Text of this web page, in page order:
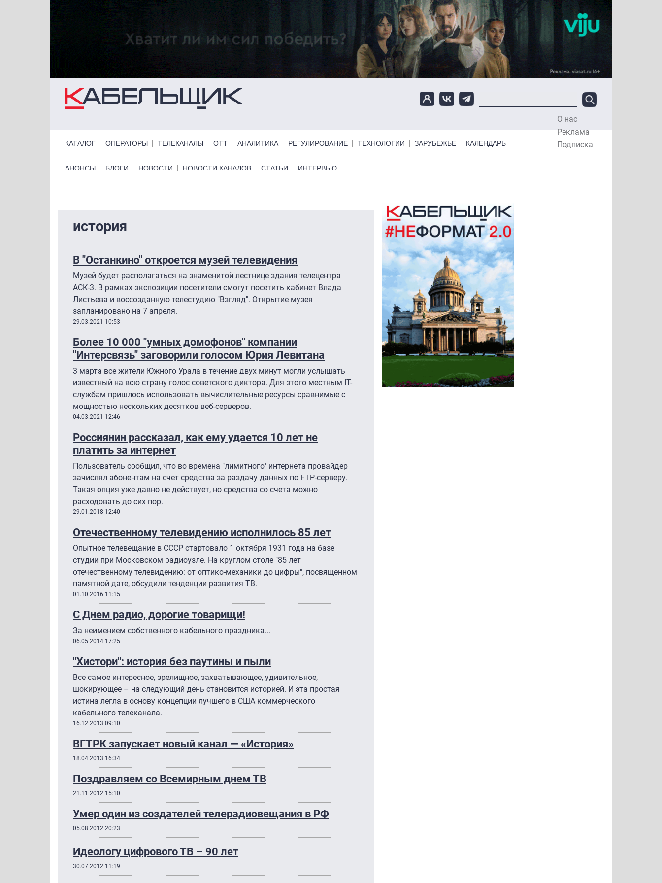
О нас
Реклама
Подписка
КАТАЛОГ ОПЕРАТОРЫ ТЕЛЕКАНАЛЫ ОТТ АНАЛИТИКА РЕГУЛИРОВАНИЕ ТЕХНОЛОГИИ ЗАРУБЕЖЬЕ КАЛЕНДАРЬ
Primary links bottom
АНОНСЫ БЛОГИ НОВОСТИ НОВОСТИ КАНАЛОВ СТАТЬИ ИНТЕРВЬЮ
история
В "Останкино" откроется музей телевидения
Музей будет располагаться на знаменитой лестнице здания телецентра
АСК-3. В рамках экспозиции посетители смогут посетить кабинет Влада
Листьева и воссозданную телестудию "Взгляд". Открытие музея
запланировано на 7 апреля.
29.03.2021 10:53
Более 10 000 "умных домофонов" компании
"Интерсвязь" заговорили голосом Юрия Левитана
3 марта все жители Южного Урала в течение двух минут могли услышать
известный на всю страну голос советского диктора. Для этого местным IT-
службам пришлось использовать вычислительные ресурсы сравнимые с
мощностью нескольких десятков веб-серверов.
04.03.2021 12:46
Россиянин рассказал, как ему удается 10 лет не
платить за интернет
Пользователь сообщил, что во времена "лимитного" интернета провайдер
зачислял абонентам на счет средства за раздачу данных по FTP-серверу.
Такая опция уже давно не действует, но средства со счета можно
расходовать до сих пор.
29.01.2018 12:40
Отечественному телевидению исполнилось 85 лет
Опытное телевещание в СССР стартовало 1 октября 1931 года на базе
студии при Московском радиоузле. На круглом столе "85 лет
отечественному телевидению: от оптико-механики до цифры", посвященном
памятной дате, обсудили тенденции развития ТВ.
01.10.2016 11:15
С Днем радио, дорогие товарищи!
За неимением собственного кабельного праздника...
06.05.2014 17:25
"Хистори": история без паутины и пыли
Все самое интересное, зрелищное, захватывающее, удивительное,
шокирующее – на следующий день становится историей. И эта простая
истина легла в основу концепции лучшего в США коммерческого
кабельного телеканала.
16.12.2013 09:10
ВГТРК запускает новый канал — «История»
18.04.2013 16:34
Поздравляем со Всемирным днем ТВ
21.11.2012 15:10
Умер один из создателей телерадиовещания в РФ
05.08.2012 20:23
Идеологу цифрового ТВ – 90 лет
30.07.2012 11:19